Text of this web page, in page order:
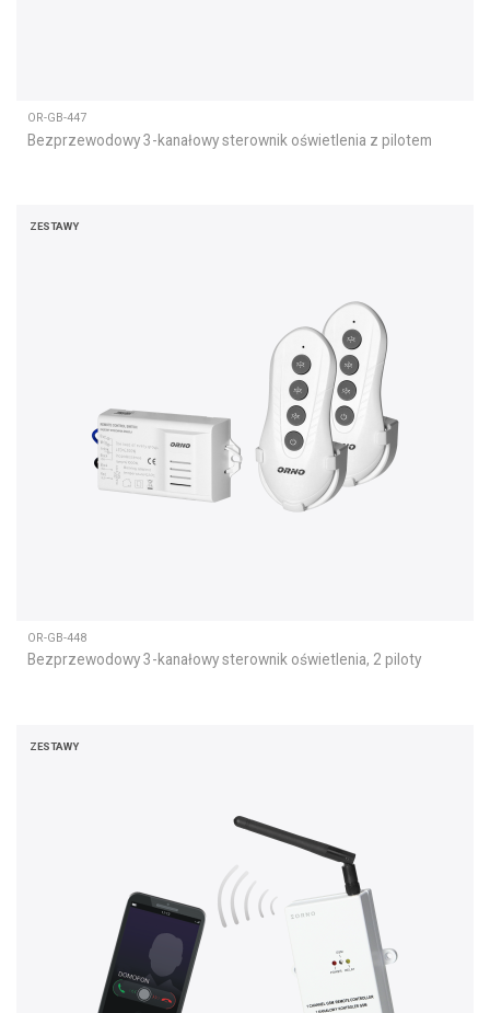
OR-GB-447
Bezprzewodowy 3-kanałowy sterownik oświetlenia z pilotem
ZESTAWY
OR-GB-448
Bezprzewodowy 3-kanałowy sterownik oświetlenia, 2 piloty
ZESTAWY